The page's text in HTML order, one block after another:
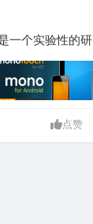
一个实验性的研
点赞